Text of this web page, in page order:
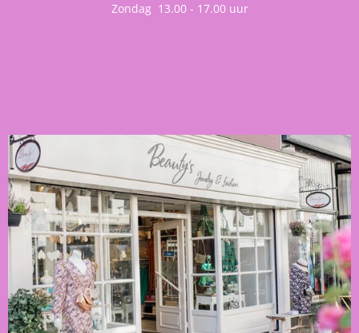
Zondag 13.00 - 17.00 uur